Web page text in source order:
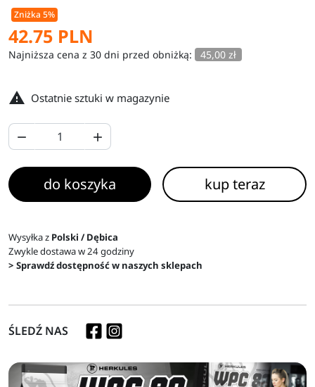
Zniżka 5%
42.75 PLN
Najniższa cena z 30 dni przed obniżką: 45,00 zł
 Ostatnie sztuki w magazynie
 
do koszyka kup teraz
Wysyłka z Polski / Dębica
Zwykle dostawa w 24 godziny
> Sprawdź dostępność w naszych sklepach
ŚLEDŹ NAS